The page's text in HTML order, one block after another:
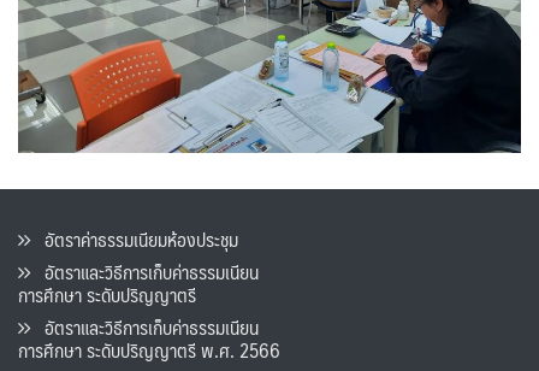
อัตราค่าธรรมเนียมห้องประชุม
อัตราและวิธีการเก็บค่าธรรมเนียน
การศึกษา ระดับปริญญาตรี
อัตราและวิธีการเก็บค่าธรรมเนียน
การศึกษา ระดับปริญญาตรี พ.ศ. 2566